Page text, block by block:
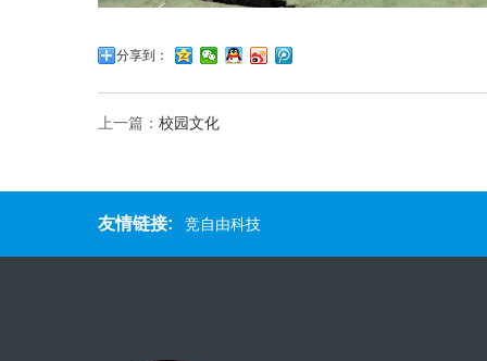
分享到：
上一篇： 校园文化
友情链接: 竞自由科技